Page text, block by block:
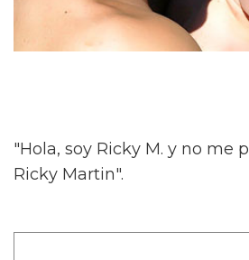
"Hola, soy Ricky M. y no me
Ricky Martin".